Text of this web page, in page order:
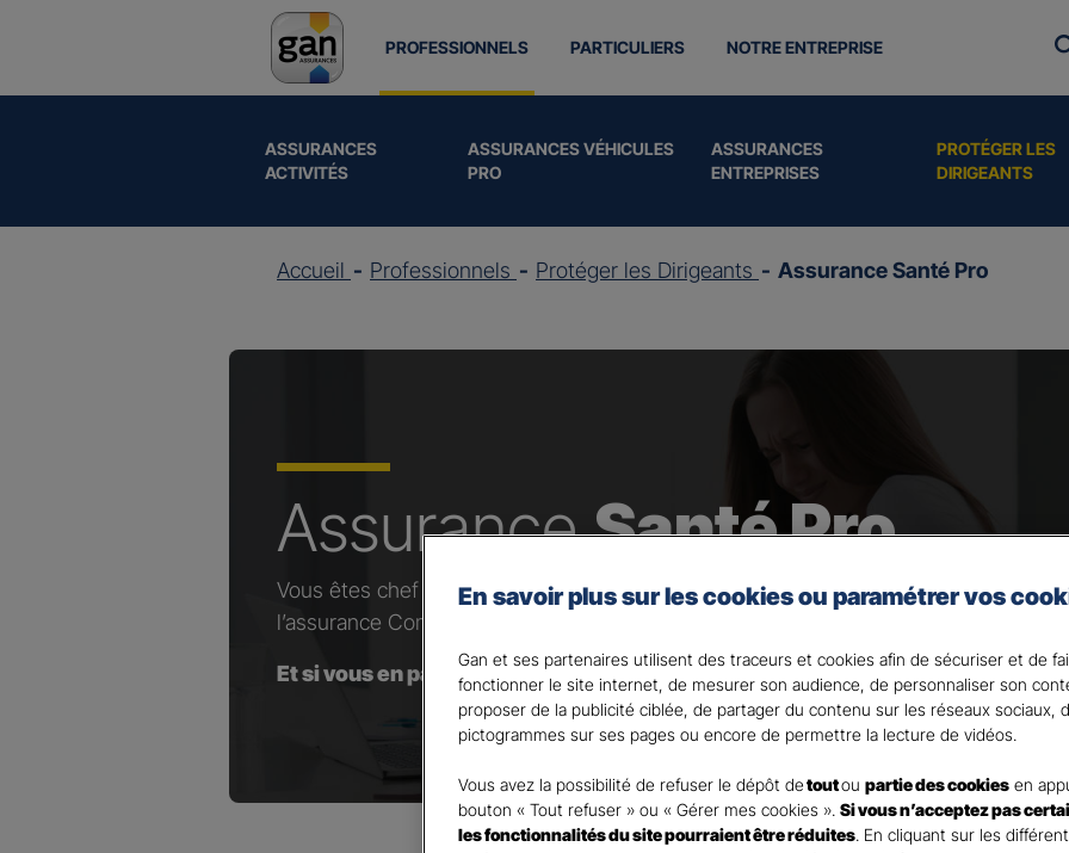
PROFESSIONNELS
ASSURANCES
ACTIVITÉS
ASSURANCES VÉHICULES
PRO
ASSURANCES
ENTREPRISES
PROTÉGER LES
DIRIGEANTS
PARTICULIERS NOTRE ENTREPRISE
Accueil Professionnels Protéger les Dirigeants Assurance Santé Pro
AssuranceSanté Pro
Vous êtes chef d’entreprise, artisan, commerçant, agriculteur ou vous exercez
l’assurance Complémentaire Santé Gan, nous faisons de votre santé un actif
Et si vous en parliez avec votre Agent général ?
En savoir plus sur les cookies ou paramétrer vos
Gan et ses partenaires utilisent des traceurs et cookies afin de sécuriser et de
fonctionner le site internet, de mesurer son audience, de personnaliser son
proposer de la publicité ciblée, de partager du contenu sur les réseaux sociaux,
pictogrammes sur ses pages ou encore de permettre la lecture de vidéos.
Vous avez la possibilité de refuser le dépôt detoutou partie des cookies en
bouton « Tout refuser » ou « Gérer mes cookies ». Si vous n’acceptez pas
les fonctionnalités du site pourraient être réduites. En cliquant sur les